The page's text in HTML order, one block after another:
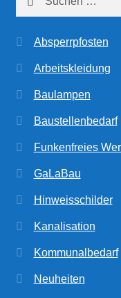
Absperrpfosten
Arbeitskleidung
Baulampen
Baustellenbedarf
Funkenfreies
GaLaBau
Hinweisschilder
Kanalisation
Kommunalbedarf
Neuheiten